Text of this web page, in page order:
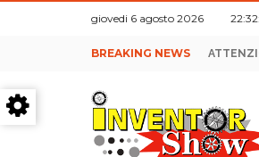
giovedi 6 agosto 2026
BREAKING NEWS